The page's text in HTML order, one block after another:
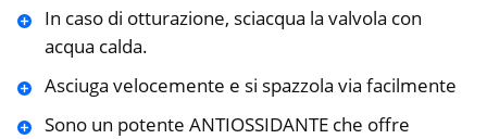
In caso di otturazione, sciacqua la valvola con
acqua calda.
Asciuga velocemente e si spazzola via facilmente
Sono un potente ANTIOSSIDANTE che offre